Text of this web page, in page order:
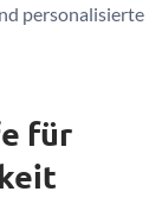
personalisierte
für